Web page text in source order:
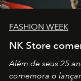
FASHION WEEK
NK Store
Além de seus 25
comemora o